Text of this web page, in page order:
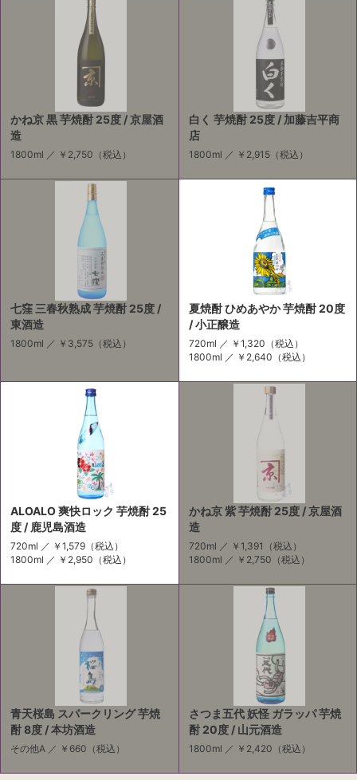
かね京 黒 芋焼酎 25度 / 京屋酒
造
1800ml ／ ￥2,750 （税込）
白く 芋焼酎 25度 / 加藤吉平商
店
1800ml ／ ￥2,915（税込）
七窪 三春秋熟成 芋焼酎 25度 /
東酒造
1800ml ／ ￥3,575 （税込）
夏焼酎 ひめあやか 芋焼酎 20度
/ 小正醸造
720ml ／ ￥1,320 （税込）
1800ml ／ ￥2,640 （税込）
ALOALO 爽快ロック 芋焼酎 25
度 / 鹿児島酒造
720ml ／ ￥1,579 （税込）
1800ml ／ ￥2,950 （税込）
かね京 紫 芋焼酎 25度 / 京屋酒
造
720ml ／ ￥1,391 （税込）
1800ml ／ ￥2,750 （税込）
青天桜島 スパークリング 芋焼
酎 8度 / 本坊酒造
その他A ／ ￥660 （税込）
さつま五代 妖怪 ガラッパ 芋焼
酎 20度 / 山元酒造
1800ml ／ ￥2,420 （税込）